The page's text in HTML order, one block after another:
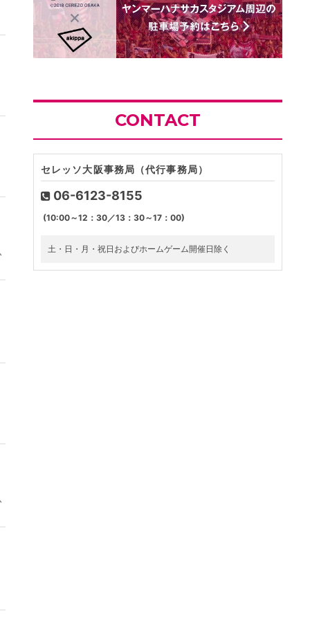
CONTACT
セレッソ大阪事務局（代行事務局）
06-6123-8155
(10:00～12：30／13：30～17：00)
土・日・月・祝日およびホームゲーム開催日除く